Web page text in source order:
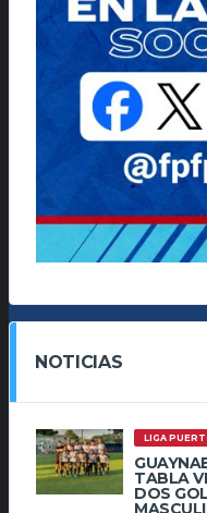
NOTICIAS
LIGA
TABLA
DOS